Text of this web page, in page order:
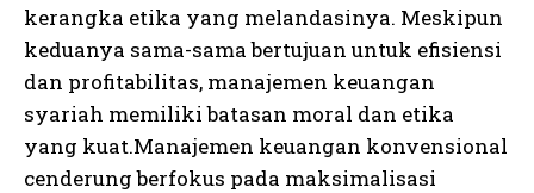
kerangka etika yang melandasinya. Meskipun
keduanya sama-sama bertujuan untuk efisiensi
dan profitabilitas, manajemen keuangan
syariah memiliki batasan moral dan etika
yang kuat.Manajemen keuangan konvensional
cenderung berfokus pada maksimalisasi